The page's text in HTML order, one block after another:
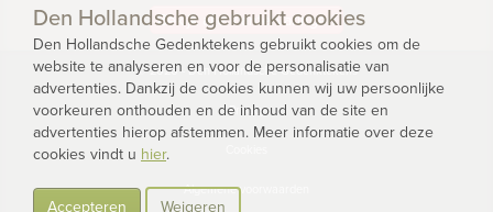
Bekijk alle klantervaringen
© 2026 - Den Hollandsche Gedenktekens
Privacy
Algemene voorwaarden
Den Hollandsche gebruikt cookies
Den Hollandsche Gedenktekens gebruikt cookies om de
website te analyseren en voor de personalisatie van
advertenties. Dankzij de cookies kunnen wij uw persoonlijke
voorkeuren onthouden en de inhoud van de site en
advertenties hierop afstemmen. Meer informatie over deze
cookies vindt u hier.
Accepteren Weigeren